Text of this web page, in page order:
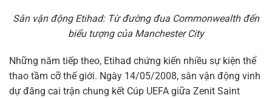
Sân vận động Etihad: Từ đường đua Commonwealth đến
biểu tượng của Manchester City
Những năm tiếp theo, Etihad chứng kiến nhiều sự kiện thể
thao tầm cỡ thế giới. Ngày 14/05/2008, sân vận động vinh
dự đăng cai trận chung kết Cúp UEFA giữa Zenit Saint